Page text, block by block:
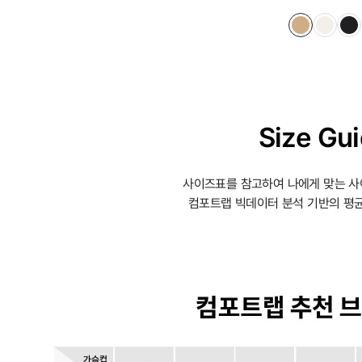
Size
사이즈표를 참고하여 나에게 맞는
컴포트랩 빅데이터 분석 기반의 평